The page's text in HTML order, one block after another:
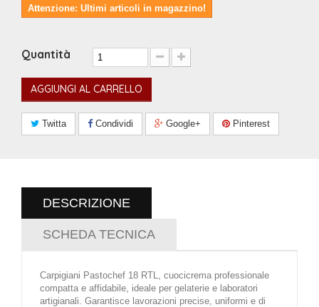
Attenzione: Ultimi articoli in magazzino!
Quantità
AGGIUNGI AL CARRELLO
Twitta Condividi Google+ Pinterest
DESCRIZIONE
SCHEDA TECNICA
Carpigiani Pastochef 18 RTL, cuocicrema professionale
compatta e affidabile, ideale per gelaterie e laboratori
artigianali. Garantisce lavorazioni precise, uniformi e di